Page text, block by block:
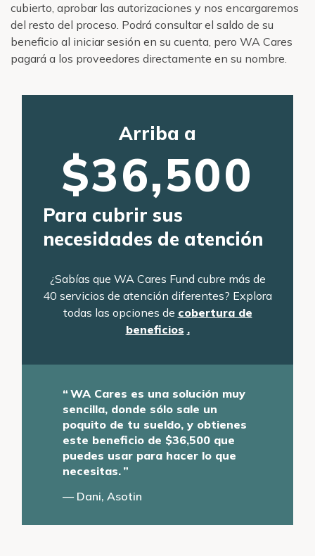
cubierto, aprobar las autorizaciones y nos encargaremos
del resto del proceso. Podrá consultar el saldo de su
beneficio al iniciar sesión en su cuenta, pero WA Cares
pagará a los proveedores directamente en su nombre.
Arriba a
$36,500
Para cubrir sus
necesidades de atención
¿Sabías que WA Cares Fund cubre más de
40 servicios de atención diferentes? Explora
todas las opciones de cobertura de
beneficios .
WA Cares es una solución muy
sencilla, donde sólo sale un
poquito de tu sueldo, y obtienes
este beneficio de $36,500 que
puedes usar para hacer lo que
necesitas.
Dani, Asotin